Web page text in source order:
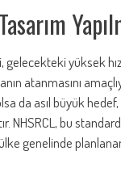
yüksek
atanmasını
da asıl büyük
NHSRCL, bu
genelinde